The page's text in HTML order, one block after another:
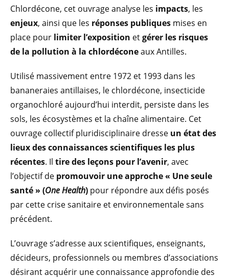
Chlordécone, cet ouvrage analyse les impacts, les
enjeux, ainsi que les réponses publiques mises en
place pour limiter l’exposition etgérer les risques
de la pollution à la chlordéconeaux Antilles.
Utilisé massivement entre 1972 et 1993 dans les
bananeraies antillaises, le chlordécone, insecticide
organochloré aujourd’hui interdit, persiste dans les
sols, les écosystèmes et la chaîne alimentaire. Cet
ouvrage collectif pluridisciplinaire dresse un état des
lieux des connaissances scientifiques les plus
récentes. Il tire des leçons pour l’avenir, avec
l’objectif de promouvoir une approche « Une seule
santé » (One Health) pour répondre aux défis posés
par cette crise sanitaire et environnementale sans
précédent.
L’ouvrage s’adresse aux scientifiques, enseignants,
décideurs, professionnels ou membres d’associations
désirant acquérir une connaissance approfondie des